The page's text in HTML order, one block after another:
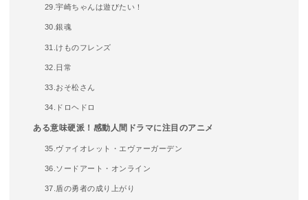
29.宇崎ちゃんは遊びたい！
30.銀魂
31.けものフレンズ
32.日常
33.おそ松さん
34.ドロヘドロ
ある意味硬派！感動人間ドラマに注目のアニメ
35.ヴァイオレット・エヴァーガーデン
36.ソードアート・オンライン
37.盾の勇者の成り上がり